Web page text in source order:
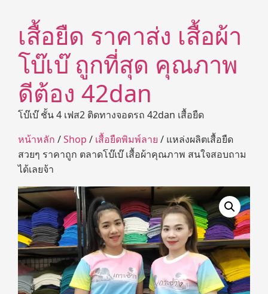
เสื้อยืด ราคาส่ง เสื้อผ้า
โบ๊เบ๊ ถูกที่สุด คุณภาพ
ดีต้อง 42dan
โบ๊เบ๊ ชั้น 4 เฟส2 ติดทางจอดรถ 42dan เสื้อยืด
หน้าหลัก /Shop / เสื้อยืดพิมพ์ลาย / แหล่งผลิตเสื้อยืด
สวยๆ ราคาถูก ตลาดโบ๊เบ๊ เสื้อผ้าคุณภาพ สนใจสอบถาม
ได้เลยจ้า